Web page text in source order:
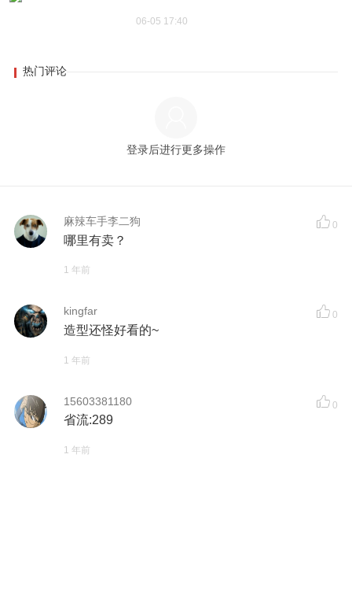
06-05 17:40
热门评论
登录后进行更多操作
麻辣车手李二狗 0
哪里有卖？
1 年前
kingfar 0
造型还怪好看的~
1 年前
15603381180 0
省流:289
1 年前